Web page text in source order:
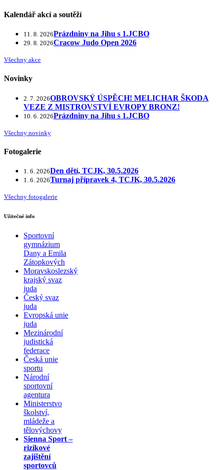
Kalendář akcí a soutěží
11. 8. 2026Prázdniny na Jihu s 1.JCBO
29. 8. 2026Cracow Judo Open 2026
Všechny akce
Novinky
2. 7. 2026OBROVSKÝ ÚSPĚCH! MELICHAR ŠKODA
VEZE Z MISTROVSTVÍ EVROPY BRONZ!
10. 6. 2026Prázdniny na Jihu s 1.JCBO
Všechny novinky
Fotogalerie
1. 6. 2026Den dětí, TCJK, 30.5.2026
1. 6. 2026Turnaj přípravek 4, TCJK, 30.5.2026
Všechny fotogalerie
Užitečné info
Sportovní
gymnázium
Dany a Emila
Zátopkových
Moravskoslezský
krajský svaz
juda
Český svaz
juda
Evropská unie
juda
Mezinárodní
judistická
federace
Česká unie
sportu
Národní
sportovní
agentura
Ministerstvo
školství,
mládeže a
tělovýchovy
Sienna Sport –
rizikové
zajištění
sportovců